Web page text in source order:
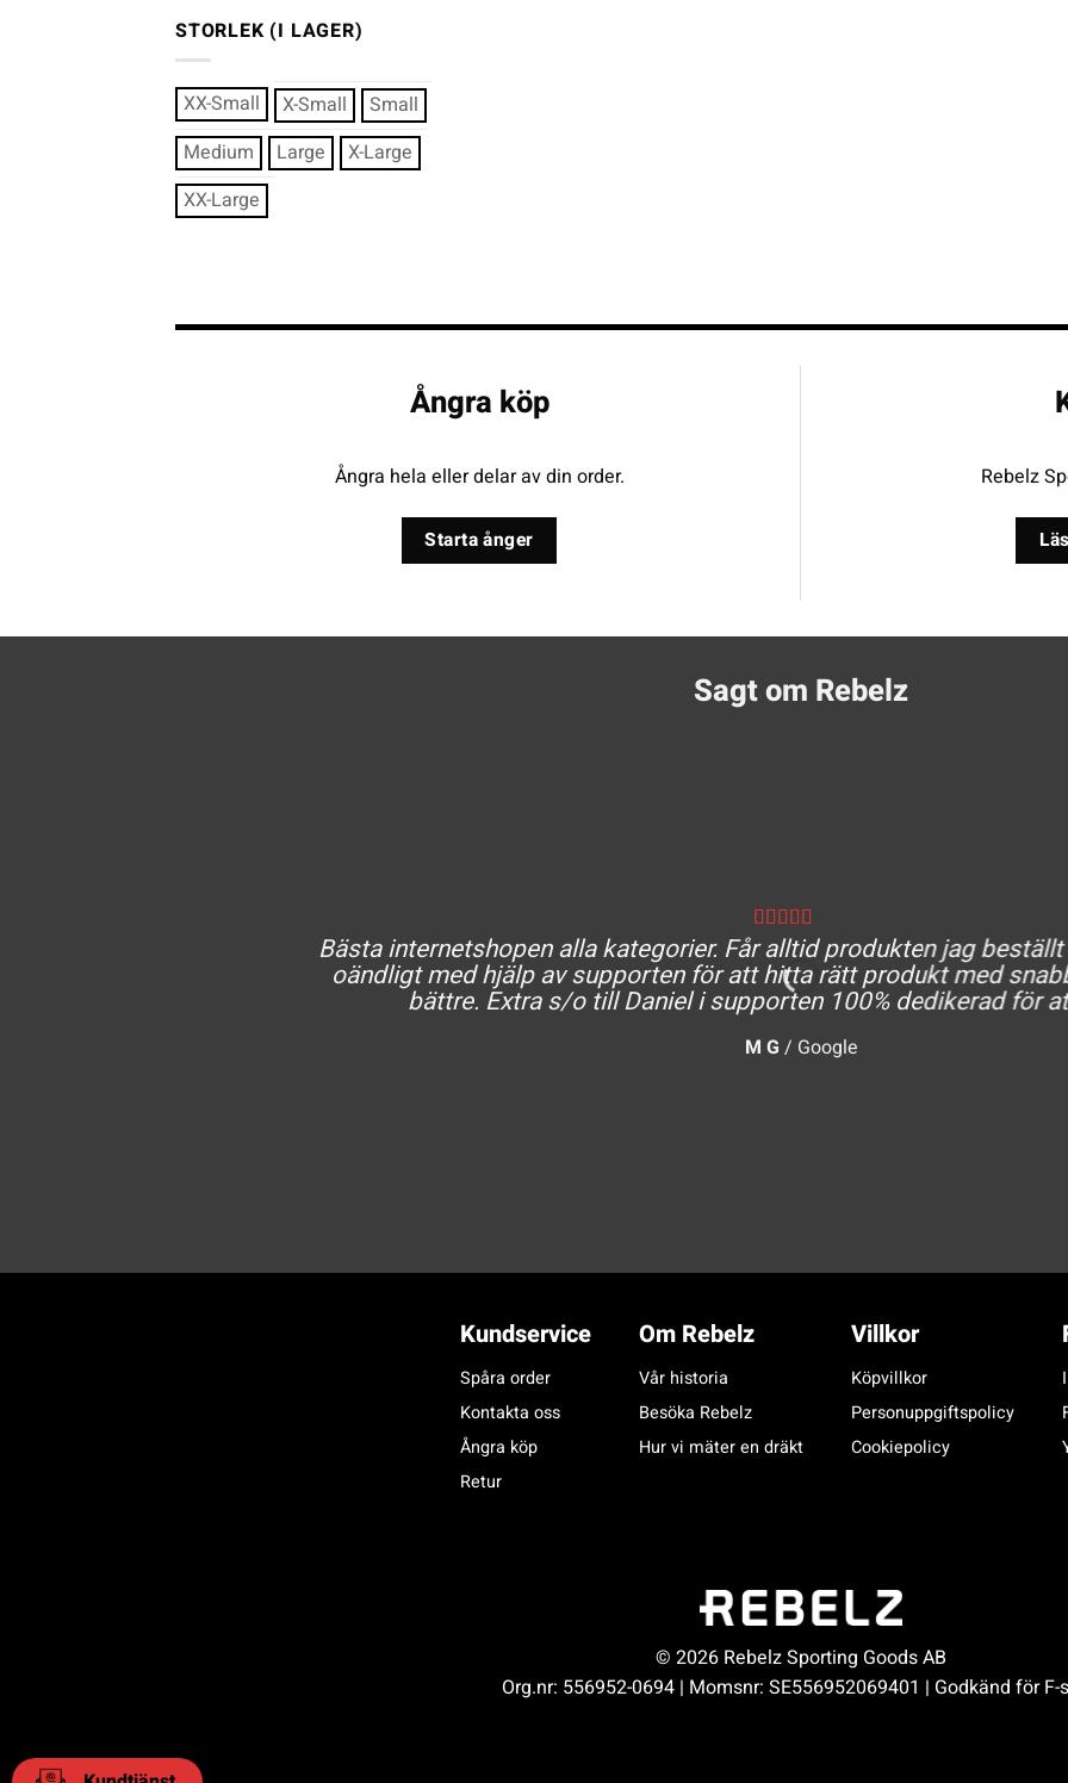
STORLEK (I LAGER)
XX-Small X-Small
Small
Medium
Large
X-Large
XX-Large
Ångra köp
Ångra hela eller delar av din order.
Starta ånger
Rebelz
Sagt om Rebelz
Bästa internetshopen alla kategorier. Får alltid produkten jag
oändligt med hjälp av supporten för att hitta rätt produkt med
bättre. Extra s/o till Daniel i supporten 100% dedikerad för
M G / Google
Kundservice
Spåra order
Kontakta oss
Ångra köp
Retur
Om Rebelz
Vår historia
Besöka Rebelz
Hur vi mäter en dräkt
Villkor
Köpvillkor
Personuppgiftspolicy
Cookiepolicy
© 2026 Rebelz Sporting Goods AB
Org.nr: 556952-0694 | Momsnr: SE556952069401 | Godkänd för F-